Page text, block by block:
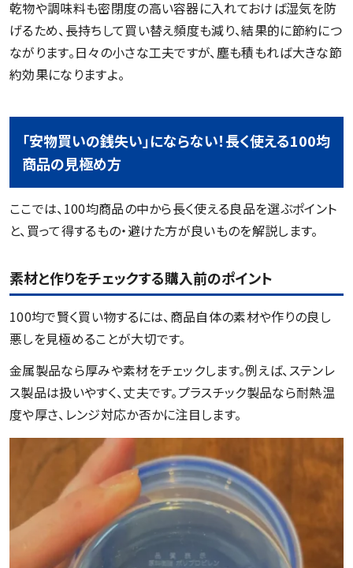
乾物や調味料も密閉度の高い容器に入れておけば湿気を防
げるため、長持ちして買い替え頻度も減り、結果的に節約につ
ながります。日々の小さな工夫ですが、塵も積もれば大きな節
約効果になりますよ。
「安物買いの銭失い」にならない！長く使える100均
商品の見極め方
ここでは、100均商品の中から長く使える良品を選ぶポイント
と、買って得するもの・避けた方が良いものを解説します。
素材と作りをチェックする購入前のポイント
100均で賢く買い物するには、商品自体の素材や作りの良し
悪しを見極めることが大切です。
金属製品なら厚みや素材をチェックします。例えば、ステンレ
ス製品は扱いやすく、丈夫です。プラスチック製品なら耐熱温
度や厚さ、レンジ対応か否かに注目します。